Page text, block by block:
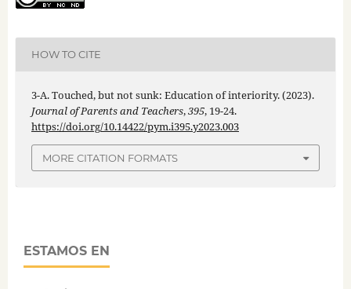
HOW TO CITE
3-A. Touched, but not sunk: Education of interiority. (2023).
Journal of Parents and Teachers,395, 19-24.
https://doi.org/10.14422/pym.i395.y2023.003
MORE CITATION FORMATS
ESTAMOS EN